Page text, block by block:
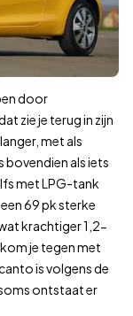
€
actuele aanbod
door
zie je terug in zijn
met als
bovendien als iets
met LPG-tank
69 pk sterke
krachtiger 1,2-
je tegen met
is volgens de
ontstaat er